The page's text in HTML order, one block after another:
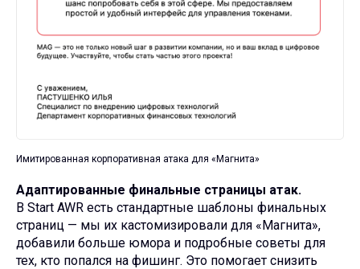
Имитированная корпоративная атака для «Магнита»
Адаптированные финальные страницы атак.
В Start AWR есть стандартные шаблоны финальных
страниц — мы их кастомизировали для «Магнита»,
добавили больше юмора и подробные советы для
тех, кто попался на фишинг. Это помогает снизить